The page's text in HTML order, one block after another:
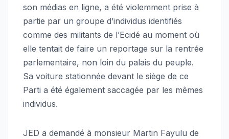
son médias en ligne, a été violemment prise à
partie par un groupe d’individus identifiés
comme des militants de l’Ecidé au moment où
elle tentait de faire un reportage sur la rentrée
parlementaire, non loin du palais du peuple.
Sa voiture stationnée devant le siège de ce
Parti a été également saccagée par les mêmes
individus.
JED a demandé à monsieur Martin Fayulu de